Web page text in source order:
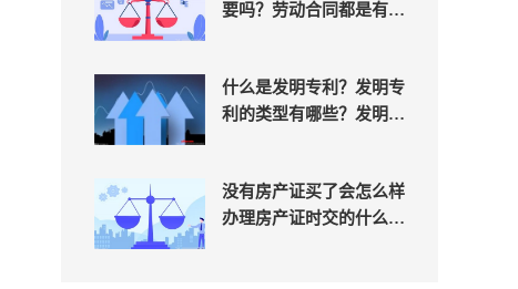
要吗？劳动合同都是有期
什么是发明专利？发明专
利的类型有哪些？发明专
没有房产证买了会怎么样
办理房产证时交的什么税